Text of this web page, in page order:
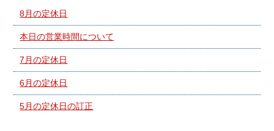
8月の定休日
本日の営業時間について
7月の定休日
6月の定休日
5月の定休日の訂正